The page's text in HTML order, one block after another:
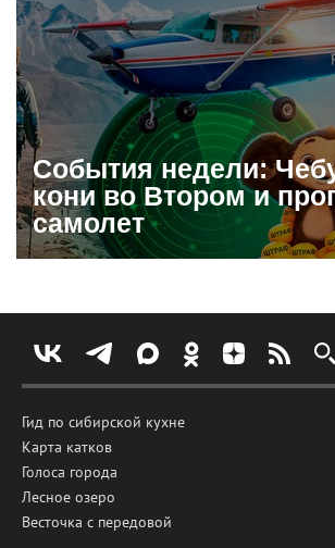
События недели:
кони во Втором и
самолет
Гид по сибирской кухне
Карта катков
Голоса города
Лесное озеро
Весточка с передовой